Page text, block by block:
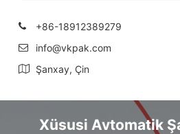
+86-18912389279
info@vkpak.com
Şanxay, Çin
Xüsusi Avtomatik